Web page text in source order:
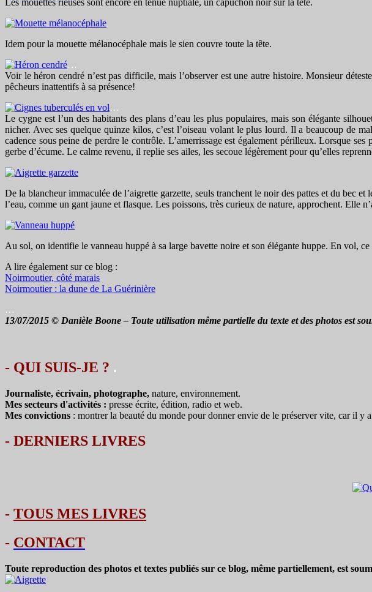
Idem pour la mouette mélanocéphale mais le sien couvre toute la tête.
…
Voir le héron cendré n’est pas difficile, mais l’observer est une autre histoire. Monsieur
pêcheurs inattentifs à sa présence!
…
Le cygne est l’un des habitants des plans d’eau les plus populaires, mais son élégante
nicher. Avec ses quelque quinze kilos, c’est l’oiseau volant le plus lourd. Il a beaucoup de
cadence sous peine de perdre le contrôle. L’amerrissage est également périlleux. Lorsque
gerbe d’écume. Le calme revenu, il replie ses ailes, les secoue légèrement pour qu’elles
De la blancheur immaculée de l’aigrette garzette, seuls tranchent le noir des pattes et du bec
l’eau, comme un gant jaune et flasque. Les poissons, très curieux de nature, approchent. Elle
Au sol, on identifie le vanneau huppé à sa large bavette noire et son élégante huppe. En vol,
A lire également sur ce blog :
Noirmoutier, côté marais
Noirmoutier : la dune de La Guérinière
…
13/07/2015 © Danièle Boone – Toute utilisation même partielle du texte et des photos est
- QUI SUIS-JE ? .
Journaliste, écrivain, photographe, nature, environnement.
Mes secteurs d'activités : presse écrite, édition, radio et web.
Mes convictions : montrer la beauté du monde pour donner envie de le préserver vite, car il y
- DERNIERS LIVRES
- TOUS MES LIVRES
- CONTACT
Toute reproduction des photos et textes publiés sur ce blog, même partiellement, est